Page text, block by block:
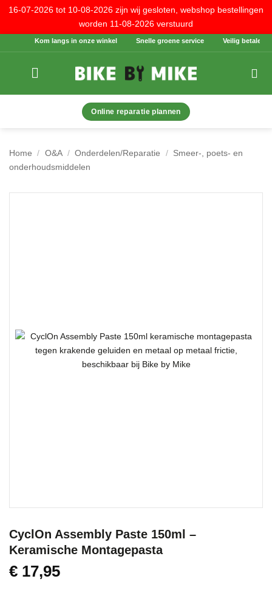
16-07-2026 tot 10-08-2026 zijn wij gesloten, webshop bestellingen
worden 11-08-2026 verstuurd
naar
Kom langs in onze winkel Snelle groene service Veilig betalen
Online reparatie plannen
Home / O&A / Onderdelen/Reparatie / Smeer-, poets- en
onderhoudsmiddelen
CyclOn Assembly Paste 150ml –
Keramische Montagepasta
€ 17,95